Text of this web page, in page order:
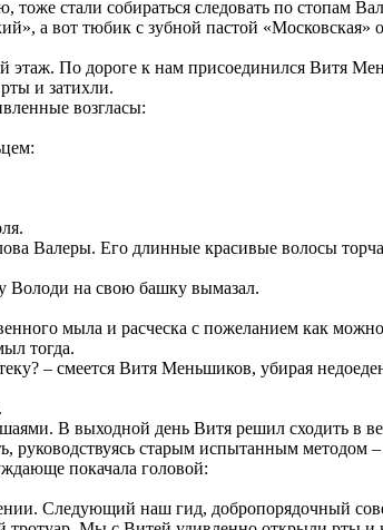
стали собираться следовать по стопам
а вот тюбик с зубной пастой «Московская»
По дороге к нам присоединился Витя
и затихли.
возгласы:
Валеры. Его длинные красивые волосы
Володи на свою башку вымазал.
мыла и расческа с пожеланием как
тогда.
– смеется Витя Меньшиков, убирая
В выходной день Витя решил сходить в
руководствуясь старым испытанным методом
покачала головой:
Следующий наш гид, добропорядочный